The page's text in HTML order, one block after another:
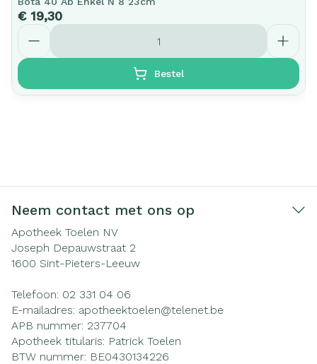
€ 19,30
Aantal
Bestel
Neem contact met ons op
Apotheek Toelen NV
Joseph Depauwstraat 2
1600 Sint-Pieters-Leeuw
Telefoon: 02 331 04 06
E-mailadres: apotheektoelen@telenet.be
APB nummer: 237704
Apotheek titularis: Patrick Toelen
BTW nummer: BE0430134226